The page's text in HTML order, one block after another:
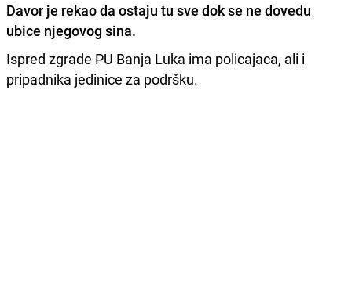
Davor je rekao da ostaju tu sve dok se ne dovedu
ubice njegovog sina.
Ispred zgrade PU Banja Luka ima policajaca, ali i
pripadnika jedinice za podršku.